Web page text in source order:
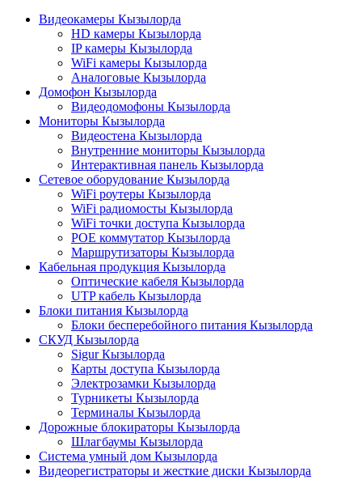
Видеокамеры Кызылорда
HD камеры Кызылорда
IP камеры Кызылорда
WiFi камеры Кызылорда
Аналоговые Кызылорда
Домофон Кызылорда
Видеодомофоны Кызылорда
Мониторы Кызылорда
Видеостена Кызылорда
Внутренние мониторы Кызылорда
Интерактивная панель Кызылорда
Сетевое оборудование Кызылорда
WiFi роутеры Кызылорда
WiFi радиомосты Кызылорда
WiFi точки доступа Кызылорда
POE коммутатор Кызылорда
Маршрутизаторы Кызылорда
Кабельная продукция Кызылорда
Оптические кабеля Кызылорда
UTP кабель Кызылорда
Блоки питания Кызылорда
Блоки бесперебойного питания Кызылорда
СКУД Кызылорда
Sigur Кызылорда
Карты доступа Кызылорда
Электрозамки Кызылорда
Турникеты Кызылорда
Терминалы Кызылорда
Дорожные блокираторы Кызылорда
Шлагбаумы Кызылорда
Система умный дом Кызылорда
Видеорегистраторы и жесткие диски Кызылорда